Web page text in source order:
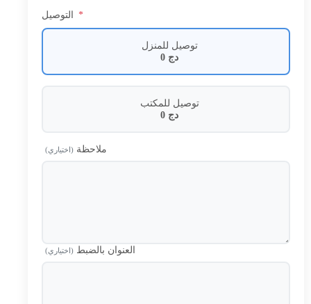
*
توصيل للمنزل
0 دج
توصيل للمكتب
0 دج
ملاحظة (اختياري)
العنوان بالضبط (اختياري)